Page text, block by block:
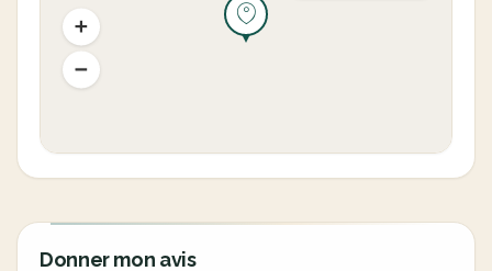
Donner mon avis